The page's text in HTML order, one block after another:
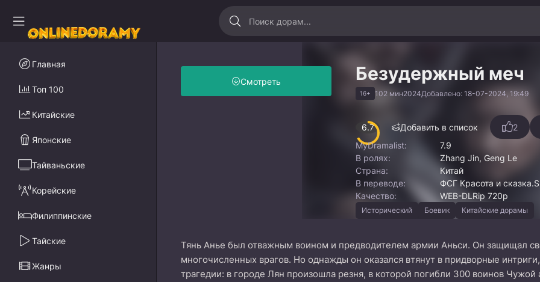
Безудержный меч
16+ 102 мин2024Добавлено: 18-07-2024, 19:49
Смотреть
6.7 Добавить в список 2
MyDramalist:
7.9
В ролях:
Zhang Jin, Geng Le
Страна:
Китай
В переводе:
ФСГ Красота и
Качество:
WEB-DLRip 720p
Исторический Боевик Китайские дорамы
Тянь Анье был отважным воином и предводителем армии Аньси. Он защищал
многочисленных врагов. Но однажды он оказался втянут в придворные
трагедии: в городе Лян произошла резня, в которой погибли 300 воинов Чужой
Главная
Топ 100
Китайские
Японские
Тайваньские
Корейские
Филиппинские
Тайские
Жанры